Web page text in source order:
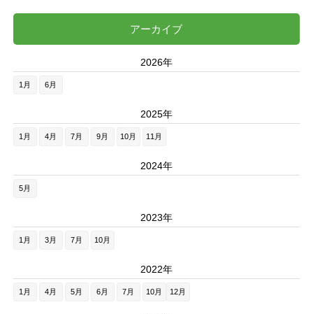
アーカイブ
2026年
1月 6月
2025年
1月 4月 7月 9月 10月 11月
2024年
5月
2023年
1月 3月 7月 10月
2022年
1月 4月 5月 6月 7月 10月 12月